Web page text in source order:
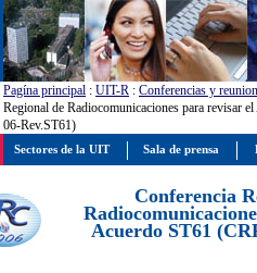
Pagína principal : UIT-R : Conferencias y
Regional de Radiocomunicaciones para revisar
06-Rev.ST61)
Conferencia
Acuerdo ST61
Sectores de la UIT Sala de prensa